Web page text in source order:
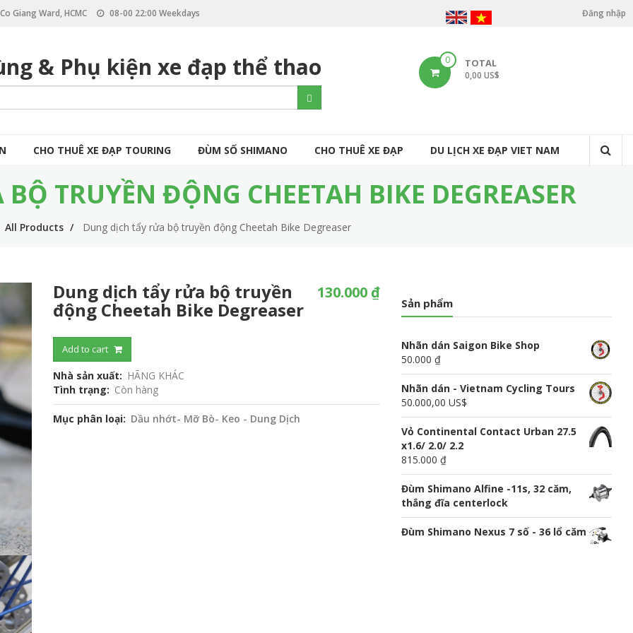
Giang Ward, HCMC 08-00 22:00 Weekdays
U
u
Đăng nhập
& Phụ kiện xe đạp thể thao
e
c
Search
0 TOTAL
0,00 US$
CHO THUÊ XE ĐẠP TOURING ĐÙM SỐ SHIMANO CHO THUÊ XE ĐẠP DU LỊCH XE ĐẠP VIET NAM
TRUYỀN ĐỘNG CHEETAH BIKE DEGREASER
All Products Dung dịch tẩy rửa bộ truyền động Cheetah Bike Degreaser
Dung dịch tẩy rửa bộ truyền
động Cheetah Bike Degreaser
130.000 ₫
Add to cart
Nhà sản xuất
HÃNG KHÁC
Tình trạng
Còn hàng
Mục phân loại Dầu nhớt- Mỡ Bò- Keo - Dung Dịch
Sản phẩm
Nhãn dán Saigon Bike Shop
50.000 ₫
Nhãn dán - Vietnam Cycling Tours
50.000,00 US$
Vỏ Continental Contact Urban 27.5
x1.6/ 2.0/ 2.2
815.000 ₫
Đùm Shimano Alfine -11s, 32 căm,
thắng đĩa centerlock
Đùm Shimano Nexus 7 số - 36 lổ căm